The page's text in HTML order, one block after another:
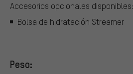
Accesorios opcionales disponibles:
Bolsa de hidratación Streamer
Peso: